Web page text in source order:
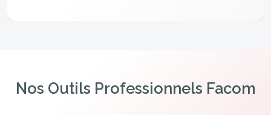
Nos Outils Professionnels Facom